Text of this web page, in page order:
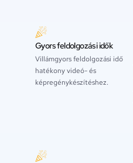
Gyors feldolgozási idők
Villámgyors feldolgozási idő
hatékony videó- és
képregénykészítéshez.